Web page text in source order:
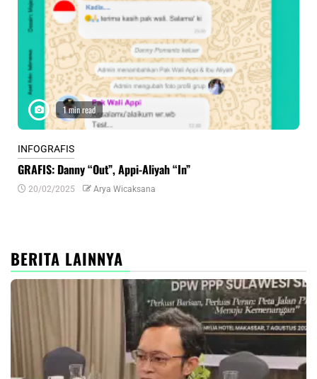
1 min read
INFOGRAFIS
GRAFIS: Danny “Out”, Appi-Aliyah “In”
20/02/2025 Arya Wicaksana
BERITA LAINNYA